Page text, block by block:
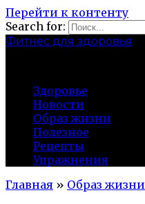
Перейти к контенту
Search for:
Фитнес для здоровья
Здоровье
Новости
Образ жизни
Полезное
Рецепты
Упражнения
Главная » Образ жизни